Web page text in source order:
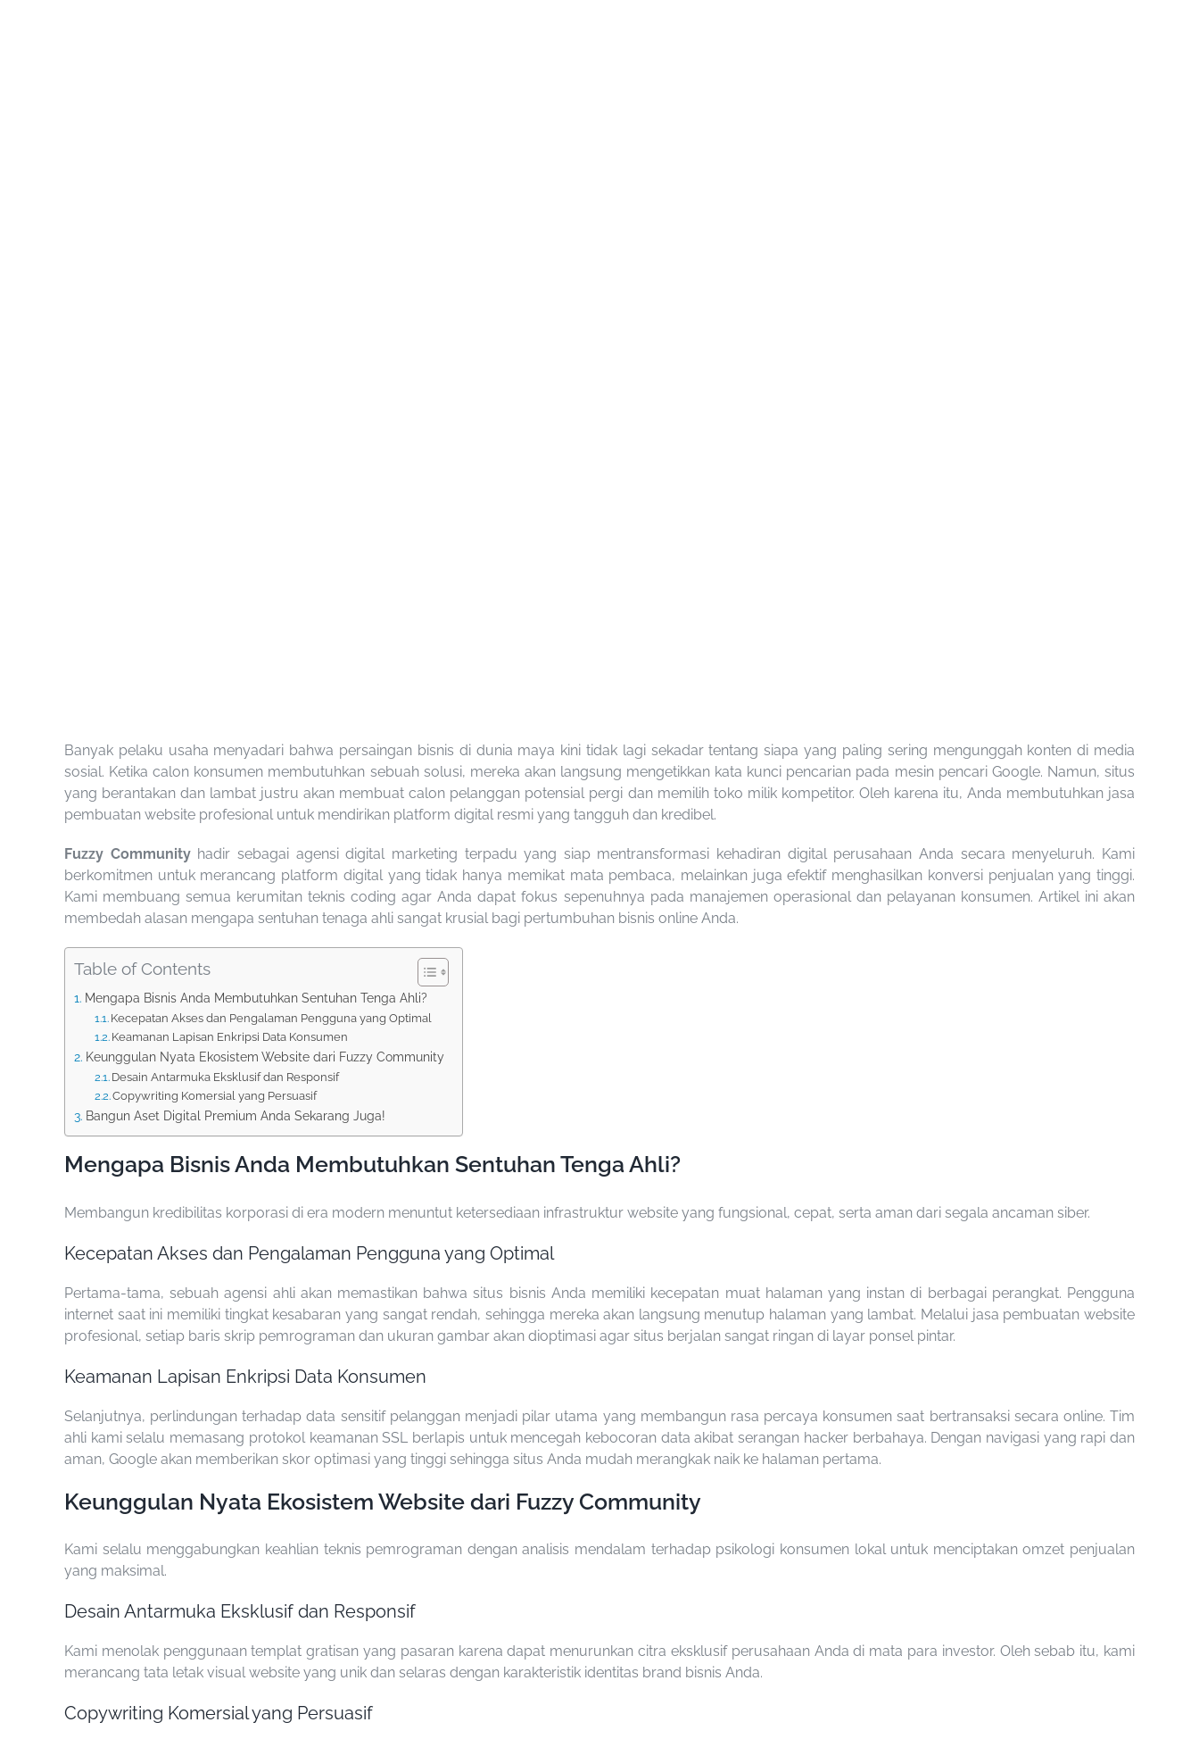
Banyak pelaku usaha menyadari bahwa persaingan bisnis di dunia maya kini tidak lagi sekadar tentang siapa yang paling sering mengunggah konten di media
sosial. Ketika calon konsumen membutuhkan sebuah solusi, mereka akan langsung mengetikkan kata kunci pencarian pada mesin pencari Google. Namun, situs
yang berantakan dan lambat justru akan membuat calon pelanggan potensial pergi dan memilih toko milik kompetitor. Oleh karena itu, Anda membutuhkan jasa
pembuatan website profesional untuk mendirikan platform digital resmi yang tangguh dan kredibel.
Fuzzy Communityhadir sebagai agensi digital marketing terpadu yang siap mentransformasi kehadiran digital perusahaan Anda secara menyeluruh. Kami
berkomitmen untuk merancang platform digital yang tidak hanya memikat mata pembaca, melainkan juga efektif menghasilkan konversi penjualan yang tinggi.
Kami membuang semua kerumitan teknis coding agar Anda dapat fokus sepenuhnya pada manajemen operasional dan pelayanan konsumen. Artikel ini akan
membedah alasan mengapa sentuhan tenaga ahli sangat krusial bagi pertumbuhan bisnis online Anda.
Table of Contents
Mengapa Bisnis Anda Membutuhkan Sentuhan Tenga Ahli?
Kecepatan Akses dan Pengalaman Pengguna yang Optimal
Keamanan Lapisan Enkripsi Data Konsumen
Keunggulan Nyata Ekosistem Website dari Fuzzy Community
Desain Antarmuka Eksklusif dan Responsif
Copywriting Komersial yang Persuasif
Bangun Aset Digital Premium Anda Sekarang Juga!
Mengapa Bisnis Anda Membutuhkan Sentuhan Tenga Ahli?
Membangun kredibilitas korporasi di era modern menuntut ketersediaan infrastruktur website yang fungsional, cepat, serta aman dari segala ancaman siber.
Kecepatan Akses dan Pengalaman Pengguna yang Optimal
Pertama-tama, sebuah agensi ahli akan memastikan bahwa situs bisnis Anda memiliki kecepatan muat halaman yang instan di berbagai perangkat. Pengguna
internet saat ini memiliki tingkat kesabaran yang sangat rendah, sehingga mereka akan langsung menutup halaman yang lambat. Melalui jasa pembuatan website
profesional, setiap baris skrip pemrograman dan ukuran gambar akan dioptimasi agar situs berjalan sangat ringan di layar ponsel pintar.
Keamanan Lapisan Enkripsi Data Konsumen
Selanjutnya, perlindungan terhadap data sensitif pelanggan menjadi pilar utama yang membangun rasa percaya konsumen saat bertransaksi secara online. Tim
ahli kami selalu memasang protokol keamanan SSL berlapis untuk mencegah kebocoran data akibat serangan hacker berbahaya. Dengan navigasi yang rapi dan
aman, Google akan memberikan skor optimasi yang tinggi sehingga situs Anda mudah merangkak naik ke halaman pertama.
Keunggulan Nyata Ekosistem Website dari Fuzzy Community
Kami selalu menggabungkan keahlian teknis pemrograman dengan analisis mendalam terhadap psikologi konsumen lokal untuk menciptakan omzet penjualan
yang maksimal.
Desain Antarmuka Eksklusif dan Responsif
Kami menolak penggunaan templat gratisan yang pasaran karena dapat menurunkan citra eksklusif perusahaan Anda di mata para investor. Oleh sebab itu, kami
merancang tata letak visual website yang unik dan selaras dengan karakteristik identitas brand bisnis Anda.
Copywriting Komersial yang Persuasif